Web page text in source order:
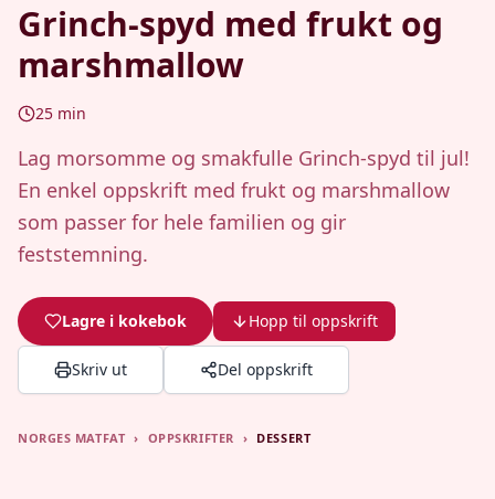
Grinch-spyd med frukt og
marshmallow
25 min
Lag morsomme og smakfulle Grinch-spyd til jul!
En enkel oppskrift med frukt og marshmallow
som passer for hele familien og gir
feststemning.
Lagre i kokebok Hopp til oppskrift
Skriv ut Del oppskrift
NORGES MATFAT › OPPSKRIFTER › DESSERT